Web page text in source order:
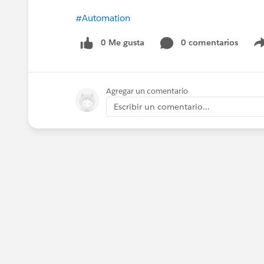
#Automation
0 Me gusta 0 comentarios
Agregar un comentario
Escribir un comentario...